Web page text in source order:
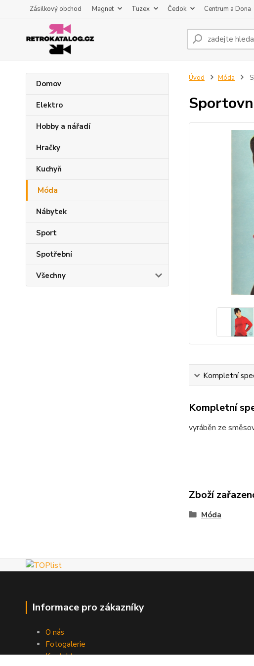
Zásilkový obchod Magnet Tuzex Čedok Centrum a Dona
Domov
Elektro
Hobby a nářadí
Hračky
Kuchyň
Móda
Nábytek
Sport
Spotřební
Všechny
Úvod Móda
Kompletní
Kompletní
vyráběn ze
Zboží
Móda
Informace pro zákazníky
O nás
Fotogalerie
Kontakty